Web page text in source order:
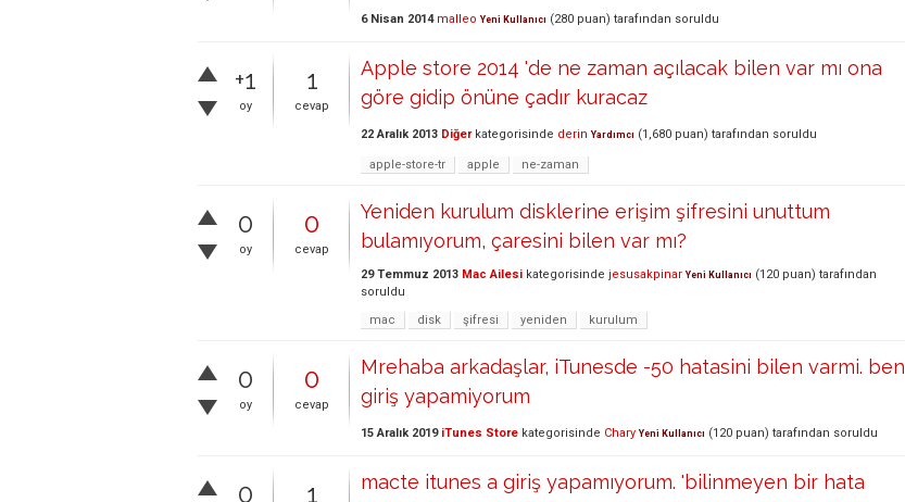
6 Nisan 2014 malleo Yeni Kullanıcı (280 puan) tarafından soruldu
+1
oy
1
cevap
Apple store 2014 'de ne zaman açılacak bilen var mı ona
göre gidip önüne çadır kuracaz
22 Aralık 2013 Diğerkategorisinde derin Yardımcı (1,680 puan) tarafından soruldu
apple-store-tr apple ne-zaman
0
oy
0
cevap
Yeniden kurulum disklerine erişim şifresini unuttum
bulamıyorum, çaresini bilen var mı?
29 Temmuz 2013 Mac Ailesi kategorisinde jesusakpinar Yeni Kullanıcı (120 puan) tarafından
soruldu
mac
disk şifresi yeniden kurulum
0
oy
0
cevap
Mrehaba arkadaşlar, iTunesde -50 hatasini bilen varmi. ben
giriş yapamiyorum
15 Aralık 2019 iTunes Store kategorisinde Chary Yeni Kullanıcı (120 puan) tarafından soruldu
0 1
macte itunes a giriş yapamıyorum. 'bilinmeyen bir hata